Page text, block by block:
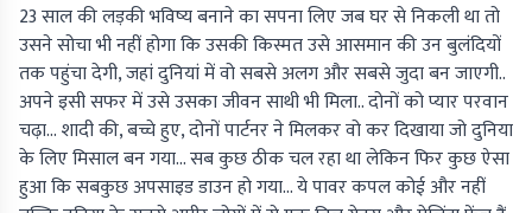
23 साल की लड़की भविष्य बनाने का सपना लिए जब घर से निकली था तो
उसने सोचा भी नहीं होगा कि उसकी किस्मत उसे आसमान की उन बुलंदियों
तक पहुंचा देगी, जहां दुनियां में वो सबसे अलग और सबसे जुदा बन जाएगी..
अपने इसी सफर में उसे उसका जीवन साथी भी मिला.. दोनों को प्यार परवान
चढ़ा... शादी की, बच्चे हुए, दोनों पार्टनर ने मिलकर वो कर दिखाया जो दुनिया
के लिए मिसाल बन गया... सब कुछ ठीक चल रहा था लेकिन फिर कुछ ऐसा
हुआ कि सबकुछ अपसाइड डाउन हो गया... ये पावर कपल कोई और नहीं